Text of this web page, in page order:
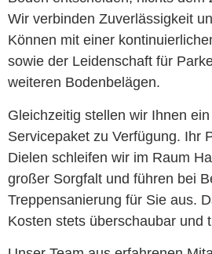
Wir verbinden Zuverlässigkeit
Können mit einer
sowie der Leidenschaft für
weiteren Bodenbelägen.
Gleichzeitig stellen wir Ihnen
Servicepaket zu Verfügung. Ihr
Dielen schleifen wir im Raum
großer Sorgfalt und führen bei
Treppensanierung für Sie aus.
Kosten stets überschaubar und